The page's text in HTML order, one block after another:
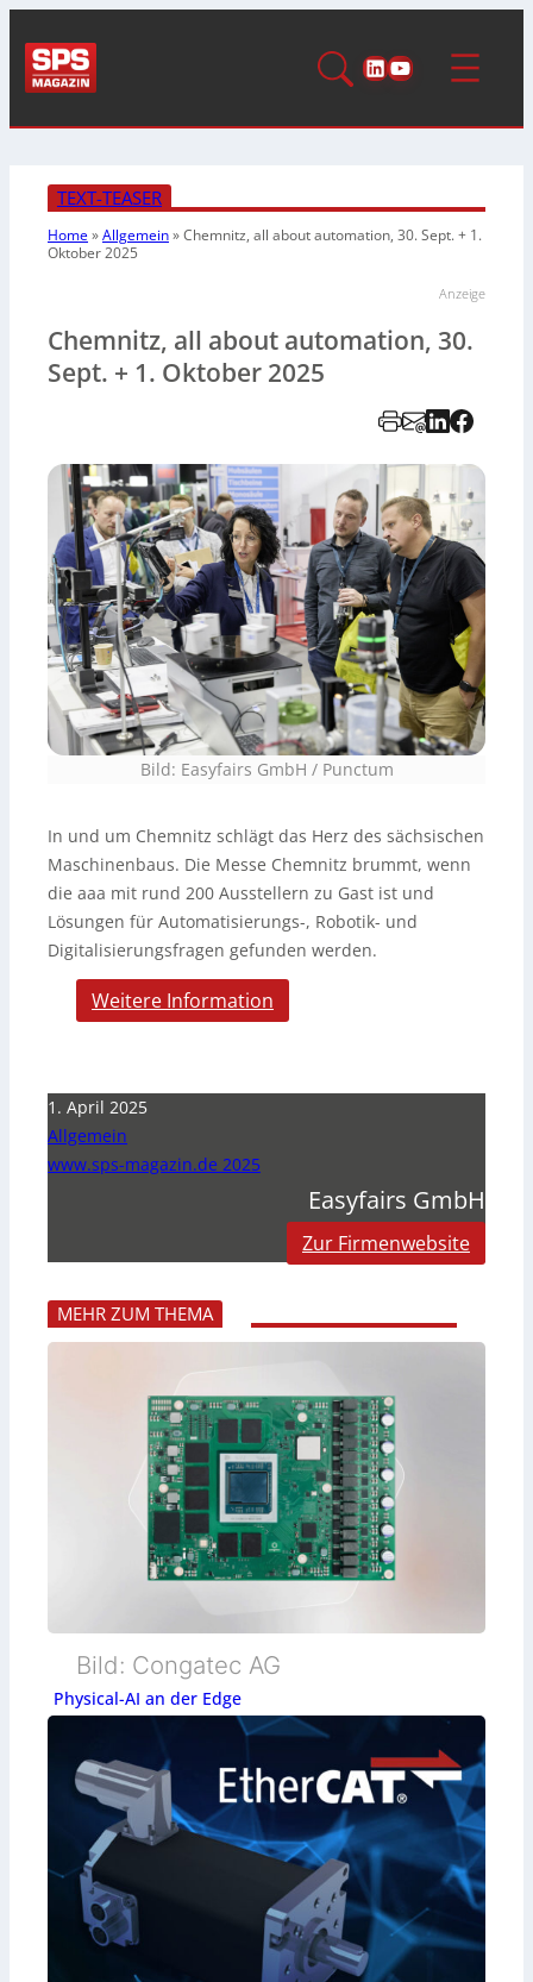
LinkedIn
YouTube
TEXT-TEASER
Home»Allgemein»Chemnitz, all about automation, 30. Sept. + 1.
Oktober 2025
Anzeige
Chemnitz, all about automation, 30.
Sept. + 1. Oktober 2025
Bild: Easyfairs GmbH / Punctum
In und um Chemnitz schlägt das Herz des sächsischen
Maschinenbaus. Die Messe Chemnitz brummt, wenn
die aaa mit rund 200 Ausstellern zu Gast ist und
Lösungen für Automatisierungs-, Robotik- und
Digitalisierungsfragen gefunden werden.
Weitere Information
1. April 2025
Allgemein
www.sps-magazin.de 2025
Easyfairs GmbH
Zur Firmenwebsite
MEHR ZUM THEMA
Bild: Congatec AG
Physical-AI an der Edge